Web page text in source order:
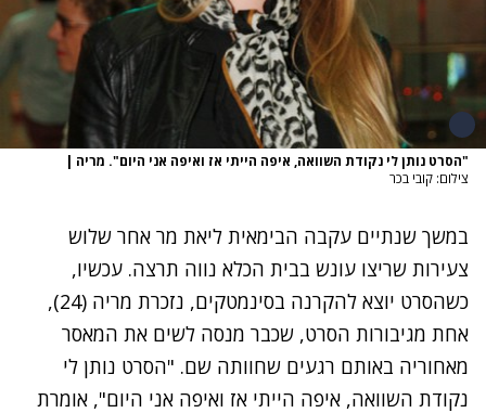
"הסרט נותן לי נקודת השוואה, איפה הייתי אז ואיפה אני היום". מריה |
צילום: קובי בכר
במשך שנתיים עקבה הבימאית ליאת מר אחר שלוש
צעירות שריצו עונש בבית הכלא נווה תרצה. עכשיו,
כשהסרט יוצא להקרנה בסינמטקים, נזכרת מריה (24),
אחת מגיבורות הסרט, שכבר מנסה לשים את המאסר
מאחוריה באותם רגעים שחוותה שם. "הסרט נותן לי
נקודת השוואה, איפה הייתי אז ואיפה אני היום", אומרת